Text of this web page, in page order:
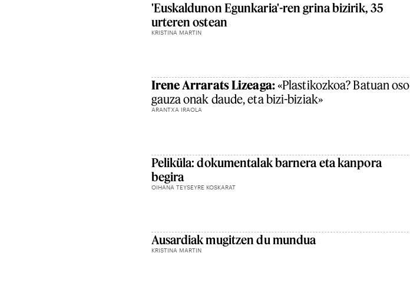
'Euskaldunon Egunkaria'-ren grina bizirik, 35
urteren ostean
KRISTINA MARTIN
Irene Arrarats Lizeaga:«Plastikozkoa? Batuan oso
gauza onak daude, eta bizi-biziak»
ARANTXA IRAOLA
Peliküla: dokumentalak barnera eta kanpora
begira
OIHANA TEYSEYRE KOSKARAT
Ausardiak mugitzen du mundua
KRISTINA MARTIN